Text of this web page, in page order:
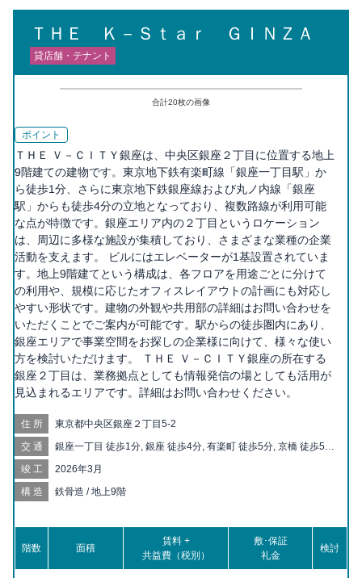
ＴＨＥ Ｋ－Ｓｔａｒ ＧＩＮＺＡ
貸店舗・テナント
合計20枚の画像
ポイント
ＴＨＥ Ｖ－ＣＩＴＹ銀座は、中央区銀座２丁目に位置する地上
9階建ての建物です。東京地下鉄有楽町線「銀座一丁目駅」か
ら徒歩1分、さらに東京地下鉄銀座線および丸ノ内線「銀座
駅」からも徒歩4分の立地となっており、複数路線が利用可能
な点が特徴です。銀座エリア内の２丁目というロケーション
は、周辺に多様な施設が集積しており、さまざまな業種の企業
活動を支えます。 ビルにはエレベーターが1基設置されていま
す。地上9階建てという構成は、各フロアを用途ごとに分けて
の利用や、規模に応じたオフィスレイアウトの計画にも対応し
やすい形状です。建物の外観や共用部の詳細はお問い合わせを
いただくことでご案内が可能です。駅からの徒歩圏内にあり、
銀座エリアで事業空間をお探しの企業様に向けて、様々な使い
方を検討いただけます。 ＴＨＥ Ｖ－ＣＩＴＹ銀座の所在する
銀座２丁目は、業務拠点としても情報発信の場としても活用が
見込まれるエリアです。詳細はお問い合わせください。
住所 東京都中央区銀座２丁目5-2
交通
銀座一丁目 徒歩1分, 銀座 徒歩4分, 有楽町 徒歩5分, 京橋 徒歩5
新富町 徒歩8分, 二重橋前 徒歩10分, 築地 徒歩11分, 八丁堀 徒歩
12分, 汐留 徒歩13分, 日本橋 徒歩13分, 築地市場 徒歩13分, 新橋
竣工 2026年3月
構造 鉄骨造 / 地上9階
階数 面積
賃料 +
共益費（税別）
敷･保証
礼金
検討